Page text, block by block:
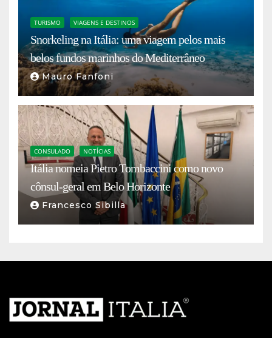
TURISMO VIAGENS E DESTINOS
Snorkeling na Itália: uma viagem pelos mais
belos fundos marinhos do Mediterrâneo
Mauro Fanfoni
CONSULADO NOTÍCIAS
Itália nomeia Pietro Tombaccini como novo
cônsul-geral em Belo Horizonte
Francesco Sibilla